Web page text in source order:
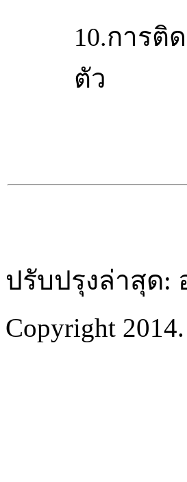
10.การติ
ตัว
ปรับปรุงล่าสุด:
Copyright